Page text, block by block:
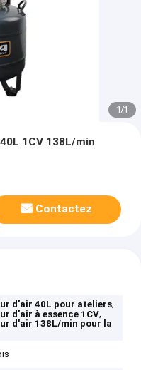
1/1
1CV 138L/min
Contactez
d'air 40L pour ateliers,
d'air à essence 1CV,
d'air 138L/min pour la